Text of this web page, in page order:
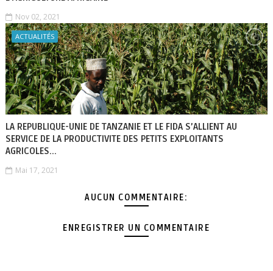
Nov 02, 2021
ACTUALITÉS
LA REPUBLIQUE-UNIE DE TANZANIE ET LE FIDA S’ALLIENT AU
SERVICE DE LA PRODUCTIVITE DES PETITS EXPLOITANTS
AGRICOLES...
Mai 17, 2021
AUCUN COMMENTAIRE:
ENREGISTRER UN COMMENTAIRE